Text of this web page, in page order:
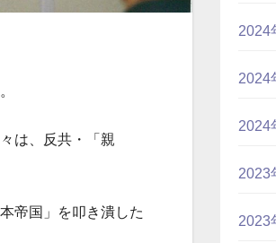
は、反共・「親
帝国」を叩き潰した
2024
2024
2024
2023
2023